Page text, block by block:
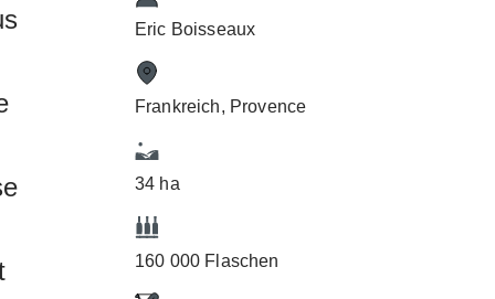
Eric Boisseaux
Frankreich, Provence
34 ha
160 000 Flaschen